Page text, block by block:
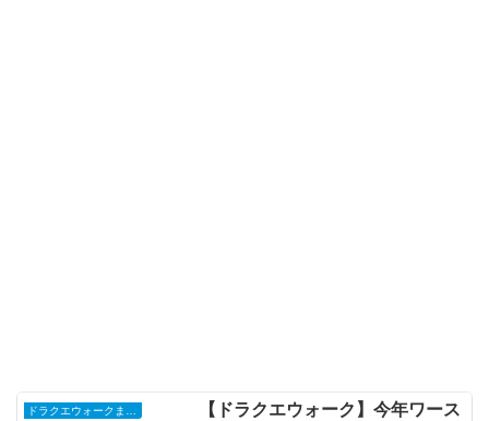
ドラクエウォークまとめ
【ドラクエウォーク】今年ワース